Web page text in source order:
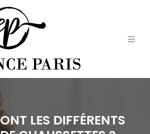
LES DIFFÉRENTS